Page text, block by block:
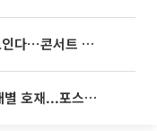
빅뱅, 20주년 기념 '새 뱅봉' 선보인다⋯콘서트 앞두고 팝업 개최
[증시키워드] 반도체 충격 뚫은 개별 호재...포스코퓨처엠·에코프로·한화솔루션 '눈길'